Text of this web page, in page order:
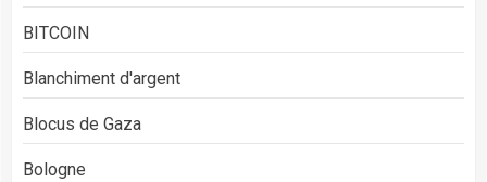
BITCOIN
Blanchiment d'argent
Blocus de Gaza
Bologne